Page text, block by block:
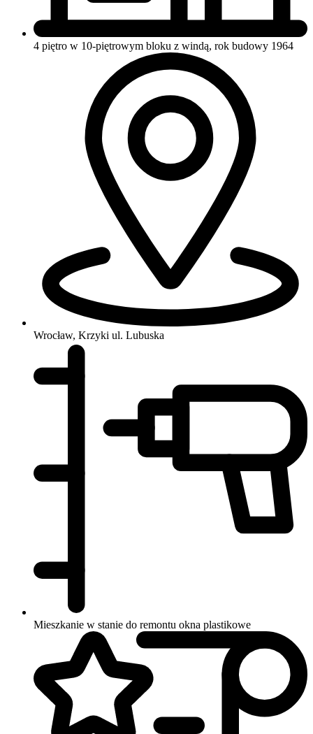
4 piętro w 10-piętrowym bloku z windą, rok budowy 1964
Wrocław, Krzyki ul. Lubuska
Mieszkanie w stanie do remontu okna plastikowe